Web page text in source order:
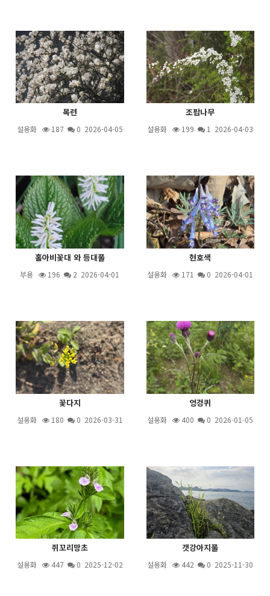
목련
설용화 187 0 2026-04-05
조팝나무
설용화 199 1 2026-04-03
홀아비꽃대 와 등대풀
부용 196 2 2026-04-01
현호색
설용화 171 0 2026-04-01
꽃다지
설용화 180 0 2026-03-31
엉겅퀴
설용화 400 0 2026-01-05
쥐꼬리망초
설용화 447 0 2025-12-02
갯강아지풀
설용화 442 0 2025-11-30